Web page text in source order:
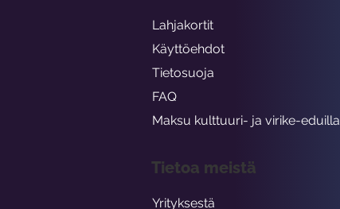
Lahjakortit
Käyttöehdot
Tietosuoja
FAQ
Maksu kulttuuri- ja virike-eduilla
Tietoa meistä
Yrityksestä